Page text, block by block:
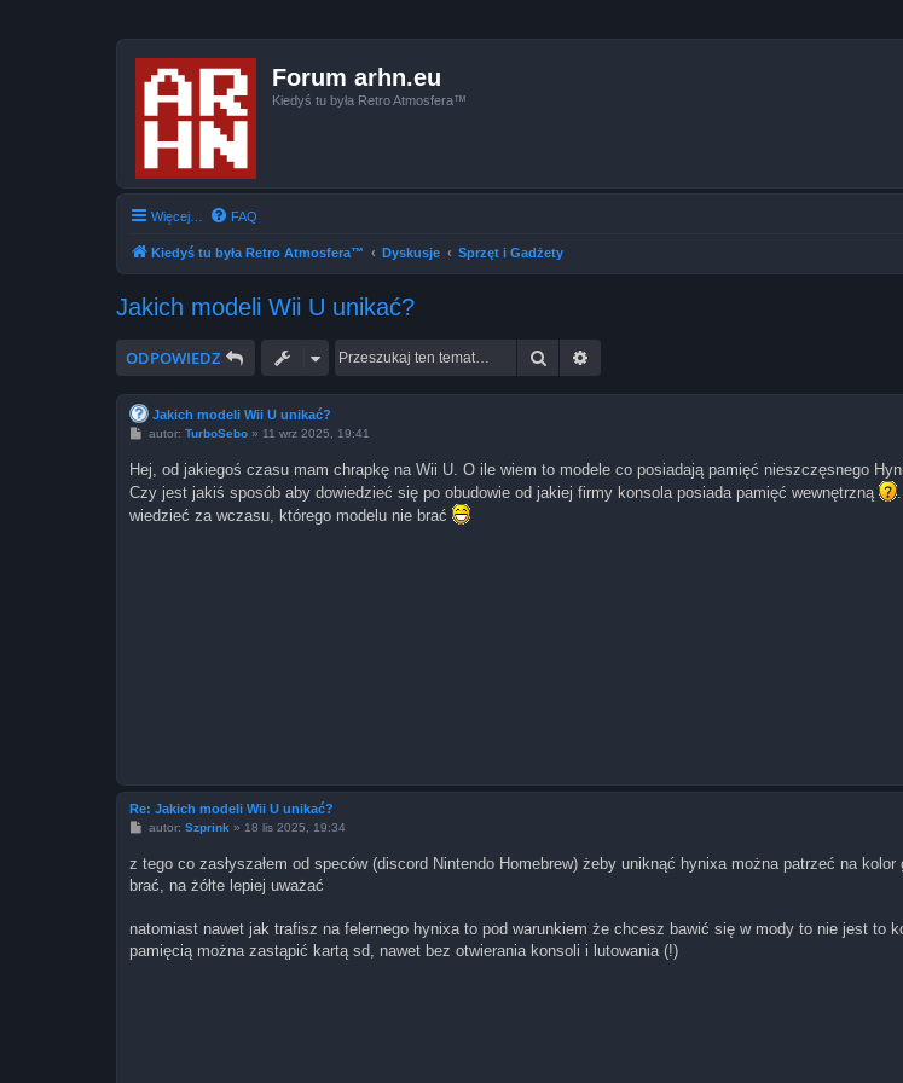
Forum arhn.eu
Kiedyś tu była Retro Atmosfera™
Więcej… FAQ
Kiedyś tu była Retro Atmosfera™ Dyskusje Sprzęt i Gadżety
Jakich modeli Wii U unikać?
ODPOWIEDZ Szukaj
Jakich modeli Wii U unikać?
P
t
autor: TurboSebo» 11 wrz 2025, 19:41
Hej, od jakiegoś czasu mam chrapkę na Wii U. O ile wiem to modele co posiadają pamięć nieszczęsnego
Czy jest jakiś sposób aby dowiedzieć się po obudowie od jakiej firmy konsola posiada pamięć wewnętrzną
wiedzieć za wczasu, którego modelu nie brać
Re: Jakich modeli Wii U unikać?
P
s
t
autor: Szprink» 18 lis 2025, 19:34
z tego co zasłyszałem od speców (discord Nintendo Homebrew) żeby uniknąć hynixa można patrzeć na
brać, na żółte lepiej uważać
natomiast nawet jak trafisz na felernego hynixa to pod warunkiem że chcesz bawić się w mody to nie jest to
pamięcią można zastąpić kartą sd, nawet bez otwierania konsoli i lutowania (!)